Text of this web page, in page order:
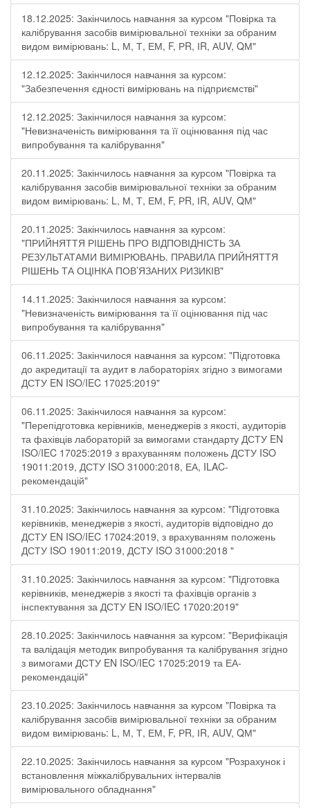
18.12.2025: Закінчилось навчання за курсом "Повірка та
калібрування засобів вимірювальної техніки за обраним
видом вимірювань: L, М, Т, ЕМ, F, РR, ІR, АUV, QМ"
12.12.2025: Закінчилося навчання за курсом:
"Забезпечення єдності вимірювань на підприємстві"
12.12.2025: Закінчилося навчання за курсом:
"Невизначеність вимірювання та її оцінювання під час
випробування та калібрування"
20.11.2025: Закінчилось навчання за курсом "Повірка та
калібрування засобів вимірювальної техніки за обраним
видом вимірювань: L, М, Т, ЕМ, F, РR, ІR, АUV, QМ"
20.11.2025: Закінчилось навчання за курсом:
"ПРИЙНЯТТЯ РІШЕНЬ ПРО ВІДПОВІДНІСТЬ ЗА
РЕЗУЛЬТАТАМИ ВИМІРЮВАНЬ. ПРАВИЛА ПРИЙНЯТТЯ
РІШЕНЬ ТА ОЦІНКА ПОВ’ЯЗАНИХ РИЗИКІВ"
14.11.2025: Закінчилося навчання за курсом:
"Невизначеність вимірювання та її оцінювання під час
випробування та калібрування"
06.11.2025: Закінчилося навчання за курсом: "Підготовка
до акредитації та аудит в лабораторіях згідно з вимогами
ДСТУ EN ISO/IEC 17025:2019"
06.11.2025: Закінчилося навчання за курсом:
"Перепідготовка керівників, менеджерів з якості, аудиторів
та фахівців лабораторій за вимогами стандарту ДСТУ EN
ISO/IEC 17025:2019 з врахуванням положень ДСТУ ISO
19011:2019, ДСТУ ISO 31000:2018, ЕА, ILAC-
рекомендацій"
31.10.2025: Закінчилось навчання за курсом: "Підготовка
керівників, менеджерів з якості, аудиторів відповідно до
ДСТУ EN ISO/IEC 17024:2019, з врахуванням положень
ДСТУ ISO 19011:2019, ДСТУ ISO 31000:2018 "
31.10.2025: Закінчилось навчання за курсом: "Підготовка
керівників, менеджерів з якості та фахівців органів з
інспектування за ДСТУ EN ISO/IEC 17020:2019"
28.10.2025: Закінчилось навчання за курсом: "Верифікація
та валідація методик випробування та калібрування згідно
з вимогами ДСТУ EN ISO/IEC 17025:2019 та ЕА-
рекомендацій"
23.10.2025: Закінчилось навчання за курсом "Повірка та
калібрування засобів вимірювальної техніки за обраним
видом вимірювань: L, М, Т, ЕМ, F, РR, ІR, АUV, QМ"
22.10.2025: Закінчилось навчання за курсом "Розрахунок і
встановлення міжкалібрувальних інтервалів
вимірювального обладнання"